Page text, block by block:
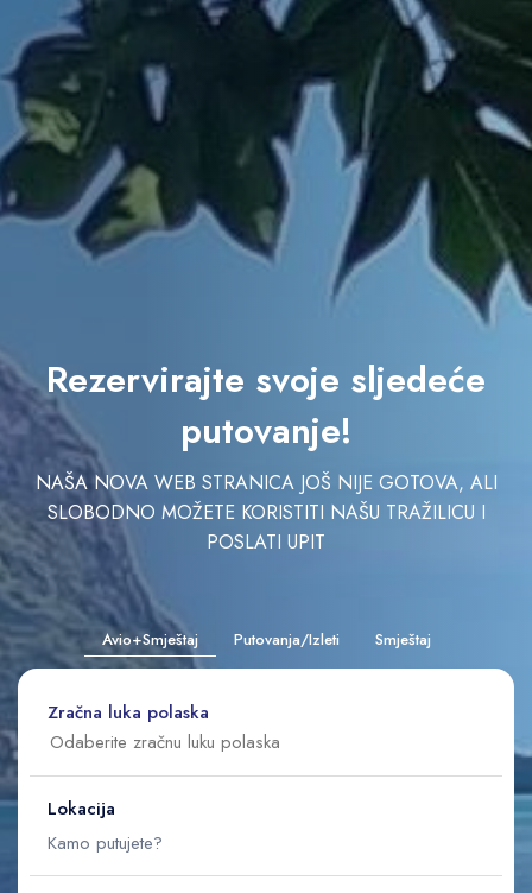
Rezervirajte svoje sljedeće
putovanje!
NAŠA NOVA WEB STRANICA JOŠ NIJE GOTOVA, ALI
SLOBODNO MOŽETE KORISTITI NAŠU TRAŽILICU I
POSLATI UPIT
Avio+Smještaj Putovanja/Izleti Smještaj
Zračna luka polaska
Lokacija